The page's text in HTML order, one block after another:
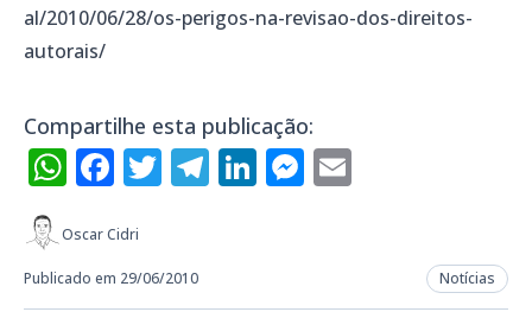
al/2010/06/28/os-perigos-na-revisao-dos-direitos-
autorais/
Compartilhe esta publicação:
WhatsApp
Facebook
Twitter
Telegram
LinkedIn
Messenger
Oscar Cidri
Publicado em 29/06/2010 Notícias